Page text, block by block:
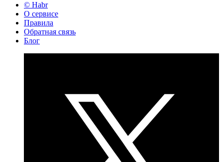
© Habr
О сервисе
Правила
Обратная связь
Блог